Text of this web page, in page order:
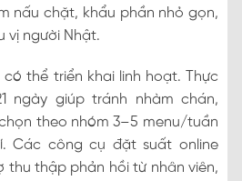
nấu chặt, khẩu phần nhỏ gọn,
vị người Nhật.
thể triển khai linh hoạt. Thực
ngày giúp tránh nhàm chán,
theo nhóm 3–5 menu/tuần
Các công cụ đặt suất online
thu thập phản hồi từ nhân viên,